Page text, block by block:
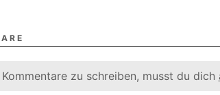
Kommentare zu schreiben, musst du dich